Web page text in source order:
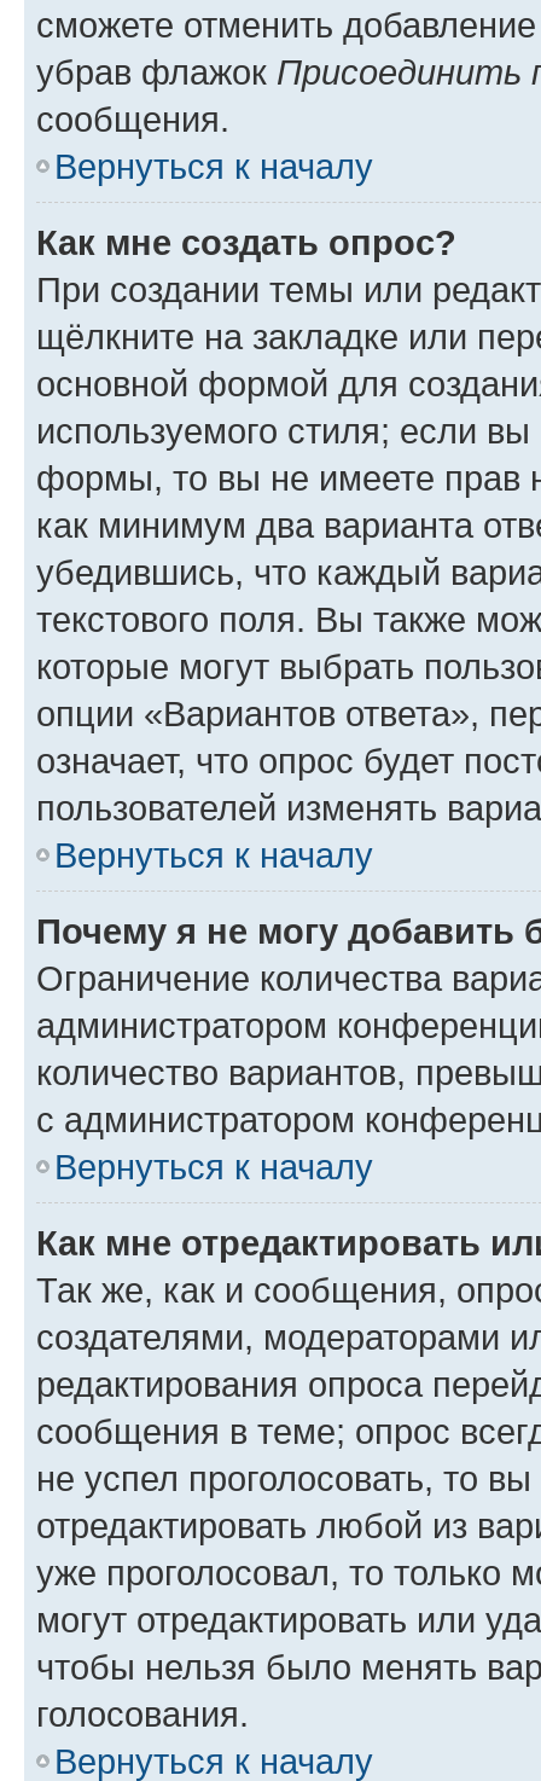
сможете отменить
убрав флажок Присоединить
сообщения.
Вернуться к началу
Как мне создать опрос?
При создании темы или
щёлкните на закладке или
основной формой для
используемого стиля; если
формы, то вы не имеете прав
как минимум два варианта
убедившись, что каждый
текстового поля. Вы также
которые могут выбрать
опции «Вариантов ответа»,
означает, что опрос будет
пользователей изменять
Вернуться к началу
Почему я не могу добавить
Ограничение количества
администратором
количество вариантов,
с администратором
Вернуться к началу
Как мне отредактировать
Так же, как и сообщения,
создателями, модераторами
редактирования опроса
сообщения в теме; опрос
не успел проголосовать, то
отредактировать любой из
уже проголосовал, то только
могут отредактировать или
чтобы нельзя было менять
голосования.
Вернуться к началу